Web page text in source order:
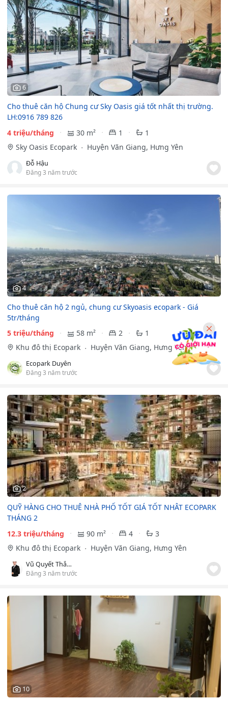
6
Cho thuê căn hộ Chung cư Sky Oasis giá tốt nhất thị trường.
LH:0916 789 826
4 triệu/tháng
30 m² 1
1
Sky Oasis Ecopark
Huyện Văn Giang, Hưng Yên
Đỗ Hậu
Đăng 3 năm trước
4
Cho thuê căn hộ 2 ngủ, chung cư Skyoasis ecopark - Giá
5tr/tháng
5 triệu/tháng
58 m² 2
1
Khu đô thị Ecopark
Huyện Văn Giang, Hưng Yên
Ecopark Duyên
Đăng 3 năm trước
2
QUỸ HÀNG CHO THUÊ NHÀ PHỐ TỐT GIÁ TỐT NHÂT ECOPARK
THÁNG 2
12.3 triệu/tháng
90 m² 4
3
Khu đô thị Ecopark
Huyện Văn Giang, Hưng Yên
Vũ Quyết Thắng
Đăng 3 năm trước
10